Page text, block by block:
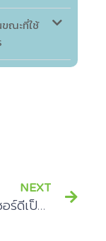
ณะที่ใช้
NEXT
ราคาเซ็นเซอร์ดีเป็นส่วนสำคัญของอุตสาหกรรมต่าง ๆ